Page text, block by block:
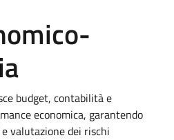
budget, contabilità e
economica, garantendo
valutazione dei rischi